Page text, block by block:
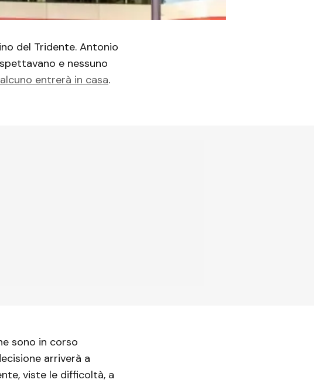
del Tridente. Antonio
e nessuno
entrerà in casa.
sono in corso
arriverà a
viste le difficoltà, a